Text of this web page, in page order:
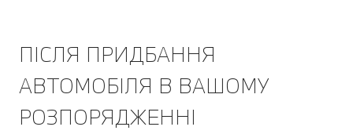
ПІСЛЯ ПРИДБАННЯ
АВТОМОБІЛЯ В ВАШОМУ
РОЗПОРЯДЖЕННІ